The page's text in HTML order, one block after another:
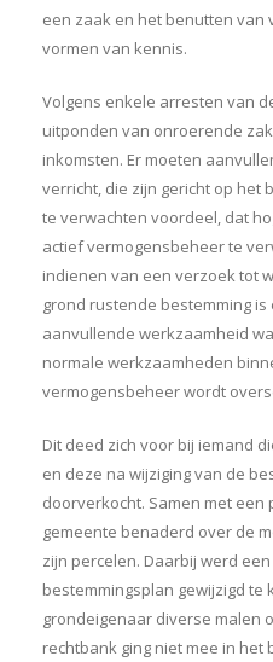
een zaak en het benutten
vormen van kennis.
Volgens enkele arresten van
uitponden van onroerende
inkomsten. Er moeten
verricht, die zijn gericht op het
te verwachten voordeel, dat
actief vermogensbeheer te
indienen van een verzoek tot
grond rustende bestemming
aanvullende werkzaamheid
normale werkzaamheden
vermogensbeheer wordt
Dit deed zich voor bij iemand
en deze na wijziging van de
doorverkocht. Samen met
gemeente benaderd over de
zijn percelen. Daarbij werd
bestemmingsplan gewijzigd te
grondeigenaar diverse malen
rechtbank ging niet mee in het